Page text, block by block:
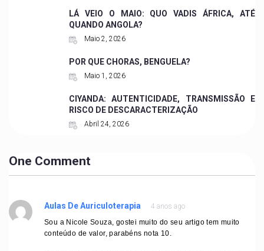
LÁ VEIO O MAIO: QUO VADIS ÁFRICA, ATÉ
QUANDO ANGOLA?
Maio 2, 2026
POR QUE CHORAS, BENGUELA?
Maio 1, 2026
CIYANDA: AUTENTICIDADE, TRANSMISSÃO E
RISCO DE DESCARACTERIZAÇÃO
Abril 24, 2026
One Comment
Aulas De Auriculoterapia
4 anos ago
Sou a Nicole Souza, gostei muito do seu artigo tem muito
conteúdo de valor, parabéns nota 10.